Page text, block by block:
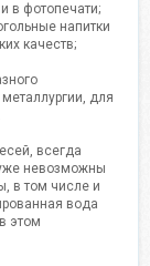
в фотопечати;
напитки
качеств;
для
всегда
невозможны
в том числе и
вода
этом